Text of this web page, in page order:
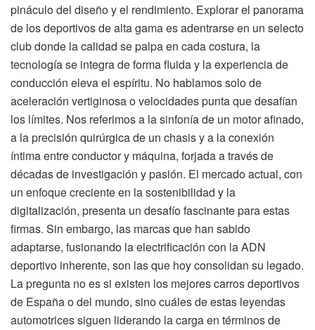
pináculo del diseño y el rendimiento. Explorar el panorama
de los deportivos de alta gama es adentrarse en un selecto
club donde la calidad se palpa en cada costura, la
tecnología se integra de forma fluida y la experiencia de
conducción eleva el espíritu. No hablamos solo de
aceleración vertiginosa o velocidades punta que desafían
los límites. Nos referimos a la sinfonía de un motor afinado,
a la precisión quirúrgica de un chasis y a la conexión
íntima entre conductor y máquina, forjada a través de
décadas de investigación y pasión. El mercado actual, con
un enfoque creciente en la sostenibilidad y la
digitalización, presenta un desafío fascinante para estas
firmas. Sin embargo, las marcas que han sabido
adaptarse, fusionando la electrificación con la ADN
deportivo inherente, son las que hoy consolidan su legado.
La pregunta no es si existen los mejores carros deportivos
de España o del mundo, sino cuáles de estas leyendas
automotrices siguen liderando la carga en términos de